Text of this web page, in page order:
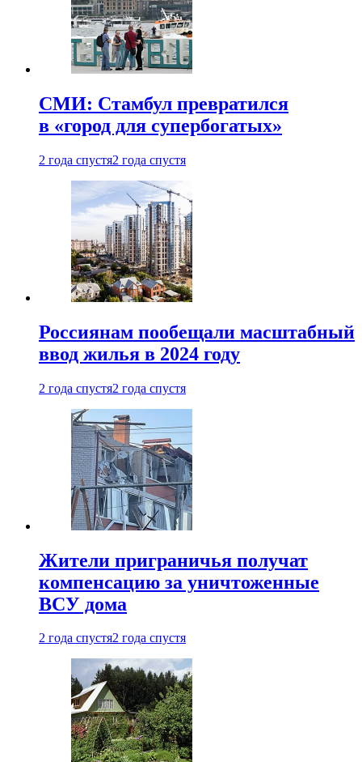
СМИ: Стамбул превратился
в «город для супербогатых»
2 года спустя2 года спустя
Россиянам пообещали масштабный
ввод жилья в 2024 году
2 года спустя2 года спустя
Жители приграничья получат
компенсацию за уничтоженные
ВСУ дома
2 года спустя2 года спустя